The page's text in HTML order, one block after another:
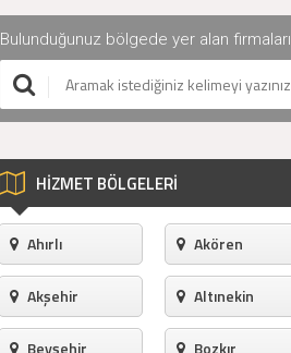
Bulunduğunuz bölgede yer alan
HİZMET BÖLGELERİ
Ahırlı Akören
Akşehir Altınekin
Beyşehir Bozkır